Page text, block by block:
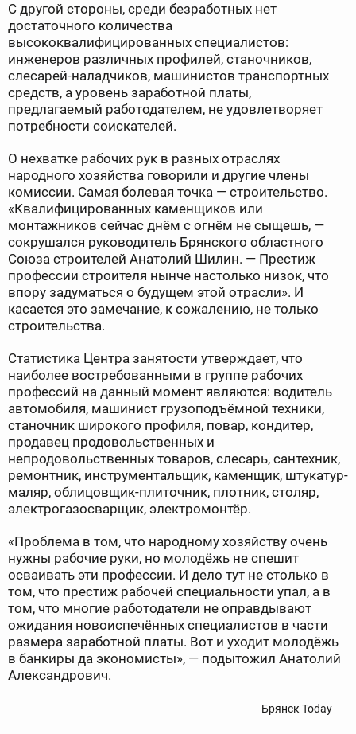
С другой стороны, среди безработных нет
достаточного количества
высококвалифицированных специалистов:
инженеров различных профилей, станочников,
слесарей-наладчиков, машинистов транспортных
средств, а уровень заработной платы,
предлагаемый работодателем, не удовлетворяет
потребности соискателей.
О нехватке рабочих рук в разных отраслях
народного хозяйства говорили и другие члены
комиссии. Самая болевая точка — строительство.
«Квалифицированных каменщиков или
монтажников сейчас днём с огнём не сыщешь, —
сокрушался руководитель Брянского областного
Союза строителей Анатолий Шилин. — Престиж
профессии строителя нынче настолько низок, что
впору задуматься о будущем этой отрасли». И
касается это замечание, к сожалению, не только
строительства.
Статистика Центра занятости утверждает, что
наиболее востребованными в группе рабочих
профессий на данный момент являются: водитель
автомобиля, машинист грузоподъёмной техники,
станочник широкого профиля, повар, кондитер,
продавец продовольственных и
непродовольственных товаров, слесарь, сантехник,
ремонтник, инструментальщик, каменщик, штукатур-
маляр, облицовщик-плиточник, плотник, столяр,
электрогазосварщик, электромонтёр.
«Проблема в том, что народному хозяйству очень
нужны рабочие руки, но молодёжь не спешит
осваивать эти профессии. И дело тут не столько в
том, что престиж рабочей специальности упал, а в
том, что многие работодатели не оправдывают
ожидания новоиспечённых специалистов в части
размера заработной платы. Вот и уходит молодёжь
в банкиры да экономисты», — подытожил Анатолий
Александрович.
Брянск Today